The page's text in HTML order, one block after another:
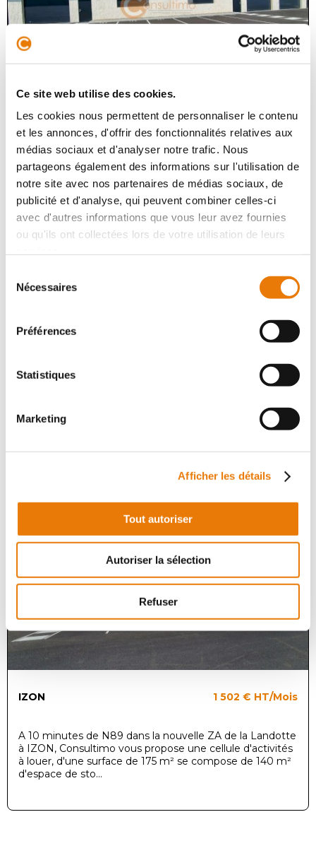
Ce site web utilise des cookies.
Les cookies nous permettent de personnaliser le contenu
et les annonces, d'offrir des fonctionnalités relatives aux
médias sociaux et d'analyser notre trafic. Nous
partageons également des informations sur l'utilisation de
notre site avec nos partenaires de médias sociaux, de
publicité et d'analyse, qui peuvent combiner celles-ci
avec d'autres informations que vous leur avez fournies
ou qu'ils ont collectées lors de votre utilisation de leurs
Nécessaires
Préférences
Statistiques
Marketing
Afficher les détails
Tout autoriser
Autoriser la sélection
Refuser
A 10 minutes de N89 dans la nouvelle ZA de la Landotte
à IZON, Consultimo vous propose deux cellules
d'activités à la vente d'une surface totale de 525 m². Elle
se compose de 420 m...
à IZON, Consultimo vous propose deux cellules
Local d'activité
IZON 1 502 € HT/Mois
A 10 minutes de N89 dans la nouvelle ZA de la Landotte
à IZON, Consultimo vous propose une cellule d'activités
à louer, d'une surface de 175 m² se compose de 140 m²
d'espace de sto...